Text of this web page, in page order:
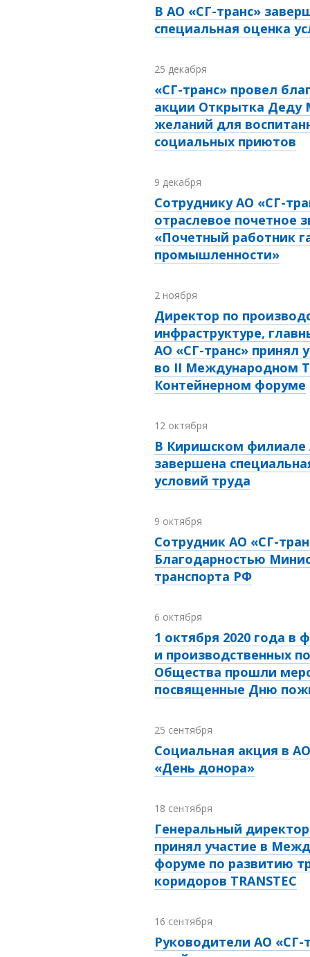
В АО «СГ-транс»
специальная оценка
25 декабря
«СГ-транс» провел
акции Открытка Деду
желаний для
социальных приютов
9 декабря
Сотруднику АО «СГ-
отраслевое почетное
«Почетный работник
промышленности»
2 ноября
Директор по
инфраструктуре,
АО «СГ-транс» принял
во II Международном
Контейнерном форуме
12 октября
В Киришском филиале
завершена
условий труда
9 октября
Сотрудник АО «СГ-
Благодарностью
транспорта РФ
6 октября
1 октября 2020 года в
и производственных
Общества прошли
посвященные Дню
25 сентября
Социальная акция в
«День донора»
18 сентября
Генеральный
принял участие в
форуме по развитию
коридоров TRANSTEC
16 сентября
Руководители АО «СГ-